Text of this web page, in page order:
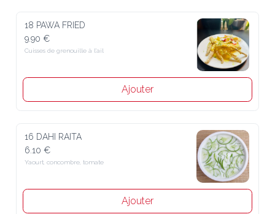
18 PAWA FRIED
9.90 €
Cuisses de grenouille à l’ail
Ajouter
16 DAHI RAITA
6.10 €
Yaourt, concombre, tomate
Ajouter